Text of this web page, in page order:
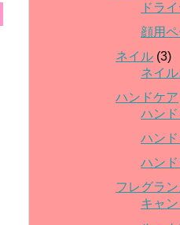
ドラ
顔用
ネイル (3)
ネイ
ハンドケア
ハン
ハン
ハン
フレグラン
キャ